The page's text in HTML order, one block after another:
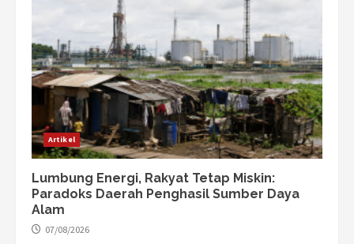
Artikel
Lumbung Energi, Rakyat Tetap Miskin:
Paradoks Daerah Penghasil Sumber Daya
Alam
07/08/2026